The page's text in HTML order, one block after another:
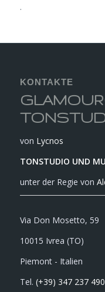
.
KONTAKTE
von Lycnos
TONSTUDIO UND
unter der Regie von
Via Don Mosetto, 59
10015 Ivrea (TO)
Piemont - Italien
Tel. (+39) 347 237